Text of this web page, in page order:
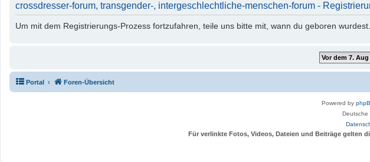
crossdresser-forum, transgender-, intergeschlechtliche-menschen-forum -
Um mit dem Registrierungs-Prozess fortzufahren, teile uns bitte mit, wann du geboren wurdest.
Portal Foren-Übersicht
Powered by
Deutsche
Für verlinkte Fotos, Videos, Dateien und Beiträge gelten